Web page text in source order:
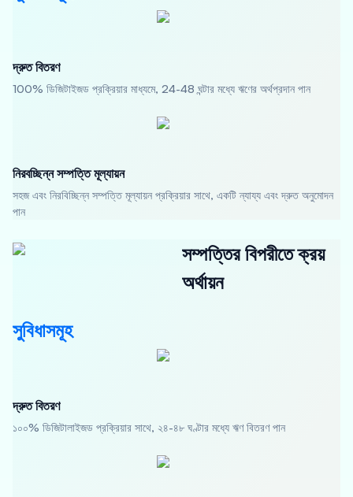
দ্রুত বিতরণ
100% ডিজিটাইজড প্রক্রিয়ার মাধ্যমে, 24-48 ঘন্টার মধ্যে ঋণের অর্থপ্রদান পান
নিরবচ্ছিন্ন সম্পত্তি মূল্যায়ন
সহজ এবং নিরবিচ্ছিন্ন সম্পত্তি মূল্যায়ন প্রক্রিয়ার সাথে, একটি ন্যায্য এবং দ্রুত অনুমোদন
পান
সম্পত্তির বিপরীতে ক্রয়
অর্থায়ন
সুবিধাসমূহ
দ্রুত বিতরণ
১০০% ডিজিটালাইজড প্রক্রিয়ার সাথে, ২৪-৪৮ ঘণ্টার মধ্যে ঋণ বিতরণ পান